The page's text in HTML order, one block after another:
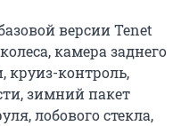
версии Tenet
камера заднего
круиз-контроль,
зимний пакет
лобового стекла,